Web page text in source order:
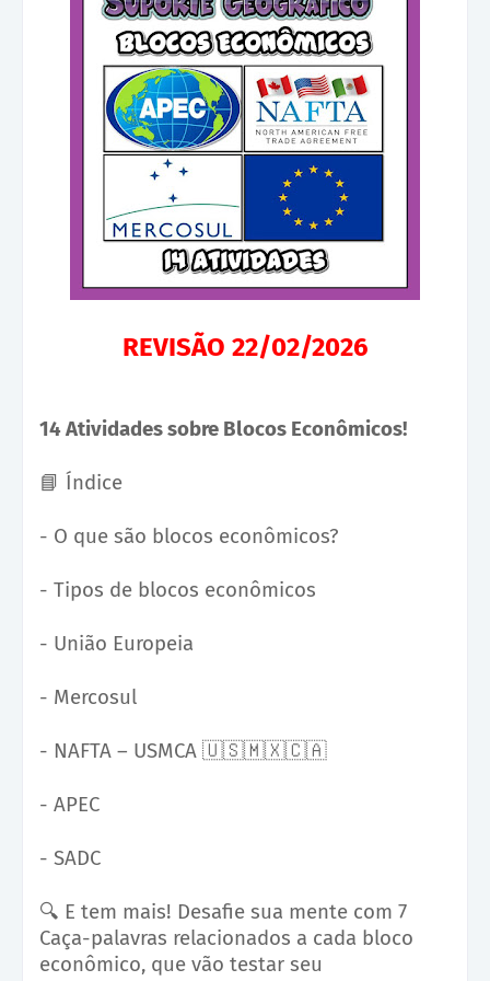
REVISÃO 22/02/2026
14 Atividades sobre Blocos Econômicos!
📘 Índice
- O que são blocos econômicos?
- Tipos de blocos econômicos
- União Europeia
- Mercosul
- NAFTA – USMCA 🇺🇸🇲🇽🇨🇦
- APEC
- SADC
🔍 E tem mais! Desafie sua mente com 7
Caça-palavras relacionados a cada bloco
econômico, que vão testar seu